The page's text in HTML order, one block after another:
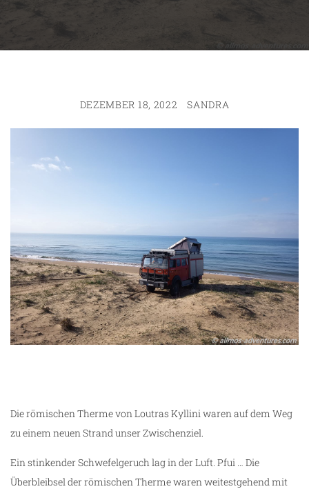
DEZEMBER 18, 2022 SANDRA
Die römischen Therme von Loutras Kyllini waren auf dem Weg
zu einem neuen Strand unser Zwischenziel.
Ein stinkender Schwefelgeruch lag in der Luft. Pfui … Die
Überbleibsel der römischen Therme waren weitestgehend mit